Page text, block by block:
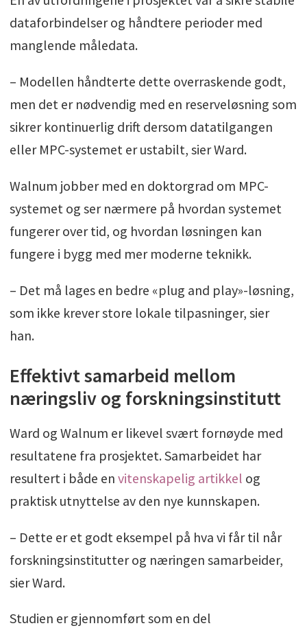
dataforbindelser og håndtere perioder med
manglende måledata.
– Modellen håndterte dette overraskende godt,
men det er nødvendig med en reserveløsning som
sikrer kontinuerlig drift dersom datatilgangen
eller MPC-systemet er ustabilt, sier Ward.
Walnum jobber med en doktorgrad om MPC-
systemet og ser nærmere på hvordan systemet
fungerer over tid, og hvordan løsningen kan
fungere i bygg med mer moderne teknikk.
– Det må lages en bedre «plug and play»-løsning,
som ikke krever store lokale tilpasninger, sier
han.
Effektivt samarbeid mellom
næringsliv og forskningsinstitutt
Ward og Walnum er likevel svært fornøyde med
resultatene fra prosjektet. Samarbeidet har
resultert i både en vitenskapelig artikkel og
praktisk utnyttelse av den nye kunnskapen.
– Dette er et godt eksempel på hva vi får til når
forskningsinstitutter og næringen samarbeider,
sier Ward.
Studien er gjennomført som en del